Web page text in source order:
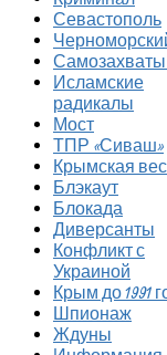
Севастополь
Исламские
радикалы
Мост
ТПР «Сиваш»
Крымская
Блэкаут
Блокада
Диверсанты
Конфликт с
Украиной
Крым до 1991
Шпионаж
Ждуны